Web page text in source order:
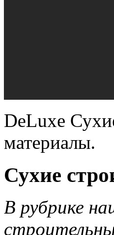
DeLuxe
материалы.
Сухие
В рубрике